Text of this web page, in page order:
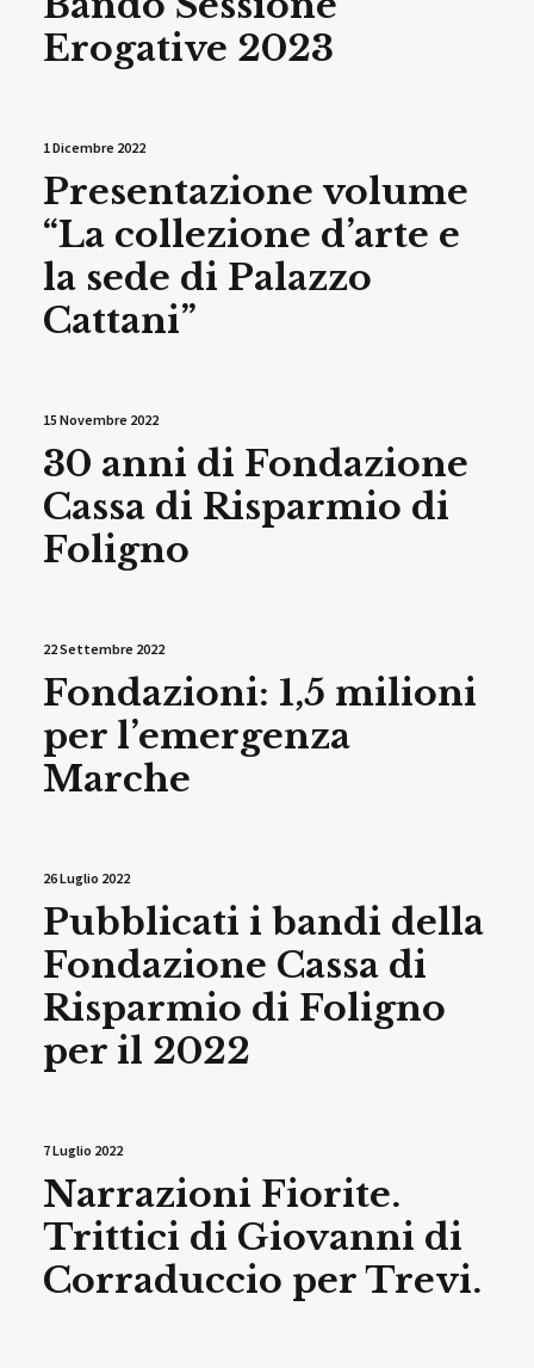
Erogative 2023
1 Dicembre 2022
Presentazione volume
“La collezione d’arte e
la sede di Palazzo
Cattani”
15 Novembre 2022
30 anni di Fondazione
Cassa di Risparmio di
Foligno
22 Settembre 2022
Fondazioni: 1,5 milioni
per l’emergenza
Marche
26 Luglio 2022
Pubblicati i bandi della
Fondazione Cassa di
Risparmio di Foligno
per il 2022
7 Luglio 2022
Narrazioni Fiorite.
Trittici di Giovanni di
Corraduccio per Trevi.